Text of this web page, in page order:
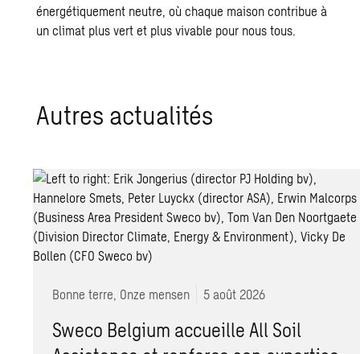
énergétiquement neutre, où chaque maison contribue à
un climat plus vert et plus vivable pour nous tous.
Autres actualités
Bonne terre, Onze mensen 5 août 2026
Sweco Belgium accueille All Soil